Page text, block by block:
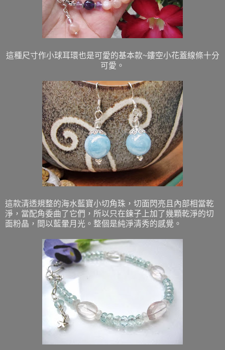
這種尺寸作小球耳環也是可愛的基本款~鏤空小花蓋線條十分
可愛。
這款清透規整的海水藍寶小切角珠，切面閃亮且內部相當乾
淨，當配角委曲了它們，所以只在鍊子上加了幾顆乾淨的切
面粉晶，間以藍暈月光。整個是純淨清秀的感覺。